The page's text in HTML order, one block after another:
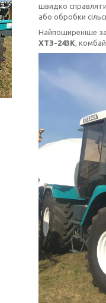
швидко
або обробки
Найпоширеніше
ХТЗ-243К,